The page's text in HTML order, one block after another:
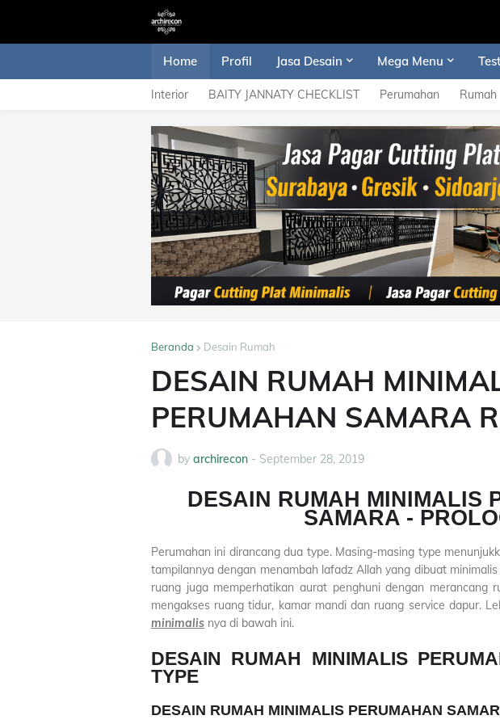
Home Profil Jasa Desain Mega Menu
Interior BAITY JANNATY CHECKLIST Perumahan Rumah
Beranda Desain Rumah
DESAIN RUMAH
PERUMAHAN SAMARA
by archirecon - September 28, 2019
DESAIN RUMAH MINIMALIS
SAMARA -
Perumahan ini dirancang dua type. Masing-masing type
tampilannya dengan menambah lafadz Allah yang dibuat
ruang juga memperhatikan aurat penghuni dengan merancang
mengakses ruang tidur, kamar mandi dan ruang service dapur.
minimalis nya di bawah ini.
DESAIN RUMAH MINIMALIS
TYPE
DESAIN RUMAH MINIMALIS PERUMAHAN